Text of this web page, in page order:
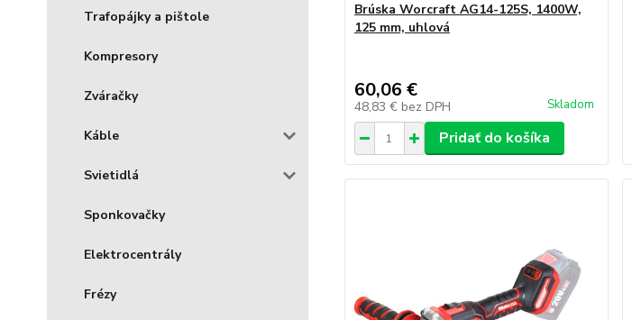
Trafopájky a pištole
Kompresory
Zváračky
Káble
Svietidlá
Sponkovačky
Elektrocentrály
Frézy
Brúska Worcraft AG14-125S, 1400W,
125 mm, uhlová
60,06 €
48,83 € bez DPH Skladom
Pridať do košíka